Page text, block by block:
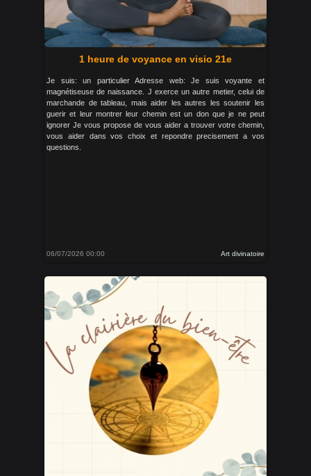
1 heure de voyance en visio 21e
Je suis: un particulier Adresse web: Je suis voyante et
magnétiseuse de naissance. J exerce un autre metier, celui de
marchande de tableau, mais aider les autres les soutenir les
guerir et leur montrer leur chemin est un don que je ne peut
ignorer Je vous propose de vous aider a trouver votre chemin,
vous aider dans vos choix et repondre precisement a vos
questions.
06/07/2026 00:00 Art divinatoire